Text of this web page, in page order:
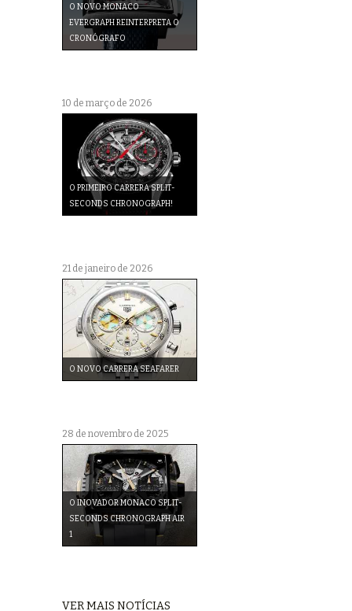
O NOVO MONACO
EVERGRAPH REINTERPRETA O
CRONÓGRAFO
10 de março de 2026
O PRIMEIRO CARRERA SPLIT-
SECONDS CHRONOGRAPH!
21 de janeiro de 2026
O NOVO CARRERA SEAFARER
28 de novembro de 2025
O INOVADOR MONACO SPLIT-
SECONDS CHRONOGRAPH AIR
1
VER MAIS NOTÍCIAS